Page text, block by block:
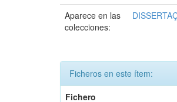
Aparece en las
colecciones:
Ficheros en este ítem:
Fichero